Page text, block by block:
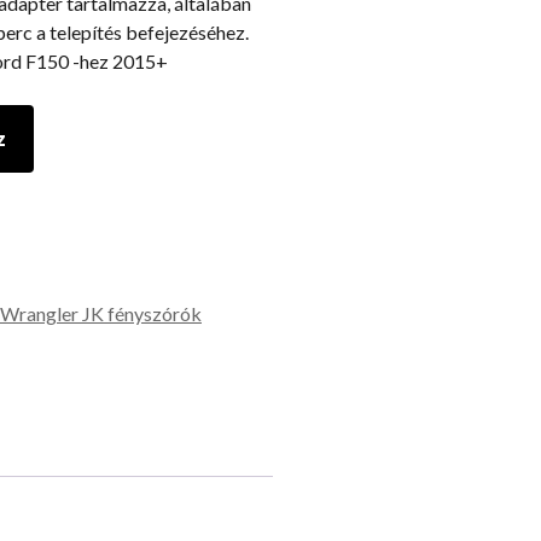
a telepítés befejezéséhez.
F150 -hez 2015+
Wrangler JK fényszórók